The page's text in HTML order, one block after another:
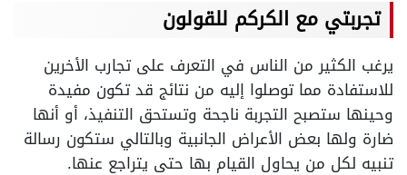
تجربتي مع الكركم للقولون
يرغب الكثير من الناس في التعرف على تجارب الأخرين
للاستفادة مما توصلوا إليه من نتائج قد تكون مفيدة
وحينها ستصبح التجربة ناجحة وتستحق التنفيذ، أو أنها
ضارة ولها بعض الأعراض الجانبية وبالتالي ستكون رسالة
تنبيه لكل من يحاول القيام بها حتى يتراجع عنها.